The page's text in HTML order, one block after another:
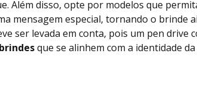
Além disso, opte por modelos que
mensagem especial, tornando o brinde
ser levada em conta, pois um pen drive
brindesque se alinhem com a identidade